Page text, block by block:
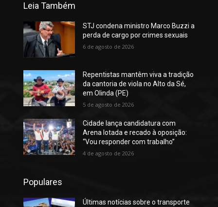
Leia Também
STJ condena ministro Marco Buzzi a
perda de cargo por crimes sexuais
6 de agosto de 2026
Repentistas mantêm viva a tradição
da cantoria de viola no Alto da Sé,
em Olinda (PE)
5 de agosto de 2026
Cidade lança candidatura com
Arena lotada e recado à oposição:
“Vou responder com trabalho”
4 de agosto de 2026
Populares
Últimas notícias sobre o transporte